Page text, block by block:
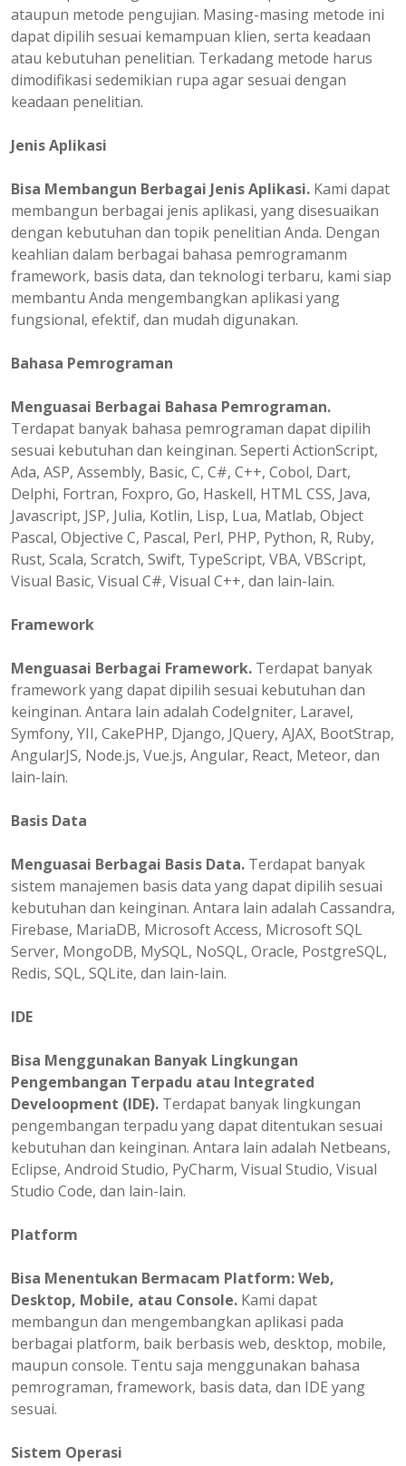
ataupun metode pengujian. Masing-masing metode ini
dapat dipilih sesuai kemampuan klien, serta keadaan
atau kebutuhan penelitian. Terkadang metode harus
dimodifikasi sedemikian rupa agar sesuai dengan
keadaan penelitian.
Jenis Aplikasi
Bisa Membangun Berbagai Jenis Aplikasi. Kami dapat
membangun berbagai jenis aplikasi, yang disesuaikan
dengan kebutuhan dan topik penelitian Anda. Dengan
keahlian dalam berbagai bahasa pemrogramanm
framework, basis data, dan teknologi terbaru, kami siap
membantu Anda mengembangkan aplikasi yang
fungsional, efektif, dan mudah digunakan.
Bahasa Pemrograman
Menguasai Berbagai Bahasa Pemrograman.
Terdapat banyak bahasa pemrograman dapat dipilih
sesuai kebutuhan dan keinginan. Seperti ActionScript,
Ada, ASP, Assembly, Basic, C, C#, C++, Cobol, Dart,
Delphi, Fortran, Foxpro, Go, Haskell, HTML CSS, Java,
Javascript, JSP, Julia, Kotlin, Lisp, Lua, Matlab, Object
Pascal, Objective C, Pascal, Perl, PHP, Python, R, Ruby,
Rust, Scala, Scratch, Swift, TypeScript, VBA, VBScript,
Visual Basic, Visual C#, Visual C++, dan lain-lain.
Framework
Menguasai Berbagai Framework. Terdapat banyak
framework yang dapat dipilih sesuai kebutuhan dan
keinginan. Antara lain adalah CodeIgniter, Laravel,
Symfony, YII, CakePHP, Django, JQuery, AJAX, BootStrap,
AngularJS, Node.js, Vue.js, Angular, React, Meteor, dan
lain-lain.
Basis Data
Menguasai Berbagai Basis Data. Terdapat banyak
sistem manajemen basis data yang dapat dipilih sesuai
kebutuhan dan keinginan. Antara lain adalah Cassandra,
Firebase, MariaDB, Microsoft Access, Microsoft SQL
Server, MongoDB, MySQL, NoSQL, Oracle, PostgreSQL,
Redis, SQL, SQLite, dan lain-lain.
IDE
Bisa Menggunakan Banyak Lingkungan
Pengembangan Terpadu atau Integrated
Develoopment (IDE). Terdapat banyak lingkungan
pengembangan terpadu yang dapat ditentukan sesuai
kebutuhan dan keinginan. Antara lain adalah Netbeans,
Eclipse, Android Studio, PyCharm, Visual Studio, Visual
Studio Code, dan lain-lain.
Platform
Bisa Menentukan Bermacam Platform: Web,
Desktop, Mobile, atau Console. Kami dapat
membangun dan mengembangkan aplikasi pada
berbagai platform, baik berbasis web, desktop, mobile,
maupun console. Tentu saja menggunakan bahasa
pemrograman, framework, basis data, dan IDE yang
sesuai.
Sistem Operasi